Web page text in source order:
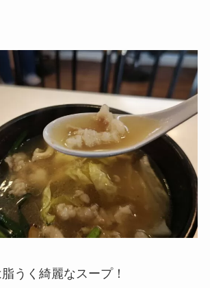
うく綺麗なスープ！